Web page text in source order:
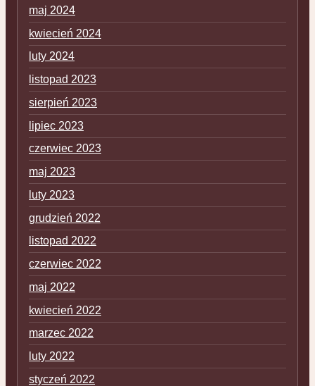
maj 2024
kwiecień 2024
luty 2024
listopad 2023
sierpień 2023
lipiec 2023
czerwiec 2023
maj 2023
luty 2023
grudzień 2022
listopad 2022
czerwiec 2022
maj 2022
kwiecień 2022
marzec 2022
luty 2022
styczeń 2022